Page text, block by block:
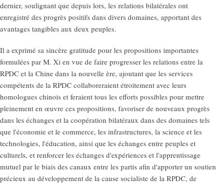
dernier, soulignant que depuis lors, les relations bilatérales ont
enregistré des progrès positifs dans divers domaines, apportant des
avantages tangibles aux deux peuples.
Il a exprimé sa sincère gratitude pour les propositions importantes
formulées par M. Xi en vue de faire progresser les relations entre la
RPDC et la Chine dans la nouvelle ère, ajoutant que les services
compétents de la RPDC collaboreraient étroitement avec leurs
homologues chinois et feraient tous les efforts possibles pour mettre
pleinement en œuvre ces propositions, favoriser de nouveaux progrès
dans les échanges et la coopération bilatéraux dans des domaines tels
que l'économie et le commerce, les infrastructures, la science et les
technologies, l'éducation, ainsi que les échanges entre peuples et
culturels, et renforcer les échanges d'expériences et l'apprentissage
mutuel par le biais des canaux entre les partis afin d'apporter un soutien
précieux au développement de la cause socialiste de la RPDC, de